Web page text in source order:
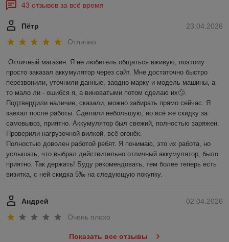
43 отзывов за всё время
23.04.2026
Пётр
Отлично
Отличный магазин. Я не любитель общаться вживую, поэтому
просто заказал аккумулятор через сайт. Мне достаточно быстро
перезвонили, уточнили данные, заодно марку и модель машины, а
то мало ли - ошибся я, а виноватыми потом сделаю их🙄.
Подтвердили наличие, сказали, можно забирать прямо сейчас. Я
заехал после работы. Сделали небольшую, но всё же скидку за
самовывоз, приятно. Аккумулятор был свежий, полностью заряжен.
Проверили нагрузочной вилкой, всё огонёк.
Полностью доволен работой ребят. Я понимаю, это их работа, но
услышать, что выбрал действительно отличный аккумулятор, было
приятно. Так держать! Буду рекомендовать, тем более теперь есть
визитка, с ней скидка 5‰ на следующую покупку.
02.04.2026
Андрей
Очень плохо
Показать все отзывы